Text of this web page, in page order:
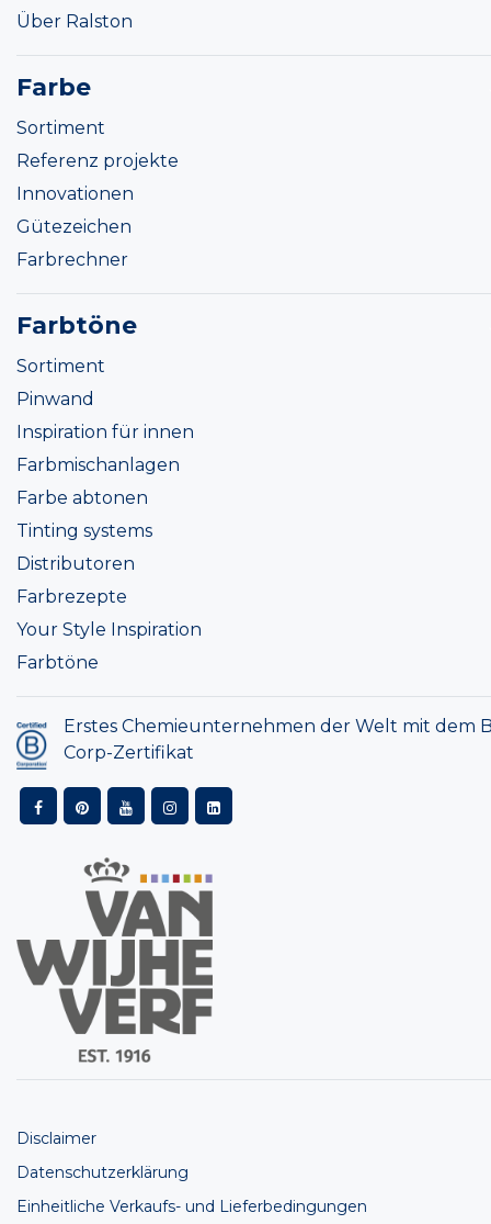
Über Ralston
Farbe
Sortiment
Referenz projekte
Innovationen
Gütezeichen
Farbrechner
Farbtöne
Sortiment
Pinwand
Inspiration für innen
Farbmischanlagen
Farbe abtonen
Tinting systems
Distributoren
Farbrezepte
Your Style Inspiration
Farbtöne
Erstes Chemieunternehmen der Welt mit dem
Corp-Zertifikat
Disclaimer
Datenschutzerklärung
Einheitliche Verkaufs- und Lieferbedingungen